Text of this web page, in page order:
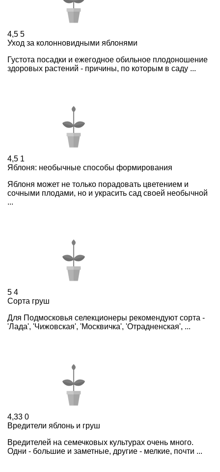
4,5 5
Уход за колонновидными яблонями
Густота посадки и ежегодное обильное плодоношение
здоровых растений - причины, по которым в саду ...
4,5 1
Яблоня: необычные способы формирования
Яблоня может не только порадовать цветением и
сочными плодами, но и украсить сад своей необычной
...
5 4
Сорта груш
Для Подмосковья селекционеры рекомендуют сорта -
'Лада', 'Чижовская', 'Москвичка', 'Отрадненская', ...
4,33 0
Вредители яблонь и груш
Вредителей на семечковых культурах очень много.
Одни - большие и заметные, другие - мелкие, почти ...